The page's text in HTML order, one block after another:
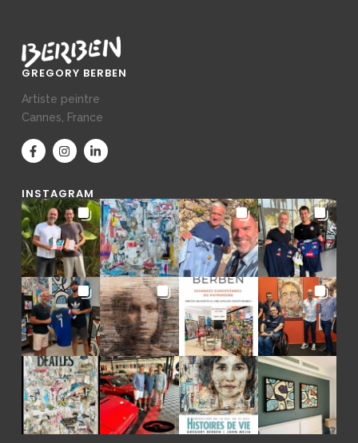
GREGORY BERBEN
Artiste peintre
Cannes, France
INSTAGRAM